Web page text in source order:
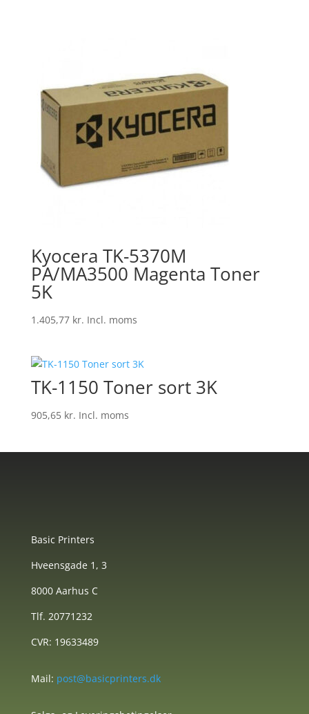
Kyocera TK-5370M
PA/MA3500 Magenta Toner
5K
1.405,77 kr. Incl. moms
TK-1150 Toner sort 3K
905,65 kr. Incl. moms
Basic Printers
Hveensgade 1, 3
8000 Aarhus C
Tlf. 20771232
CVR: 19633489
Mail: post@basicprinters.dk